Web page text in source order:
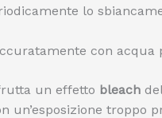
lo
con acqua
un effetto bleach
un’esposizione troppo